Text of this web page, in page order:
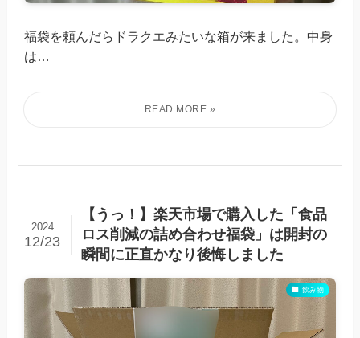
福袋を頼んだらドラクエみたいな箱が来ました。中身
は…
【うっ！】楽天市場で購入した「食品
ロス削減の詰め合わせ福袋」は開封の
瞬間に正直かなり後悔しました
2024
12/23
飲み物